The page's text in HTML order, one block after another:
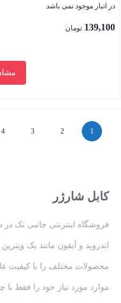
در انبار موجود نمی باشد
139,100 تومان
1
2
3
4
کابل شارژر
فروشگاه اینترنتی جانبی تک
اندروید و آیفون مانند یک
محصولات مختلف را با کیفیت
موارد مورد نیاز خود را فقط